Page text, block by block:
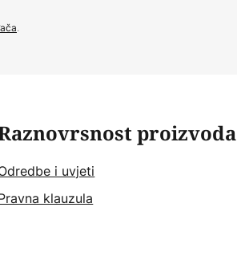
.
proizvoda
i uvjeti
klauzula